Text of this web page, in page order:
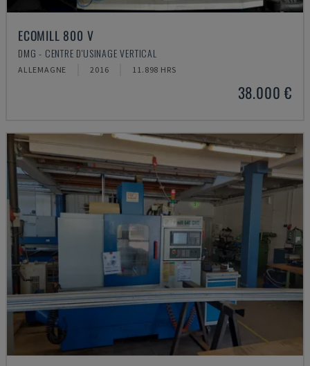
ECOMILL 800 V
DMG - CENTRE D'USINAGE VERTICAL
ALLEMAGNE 2016 11.898 HRS
38.000 €